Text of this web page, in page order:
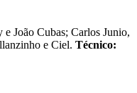
João Cubas; Carlos Junio,
e Ciel. Técnico: